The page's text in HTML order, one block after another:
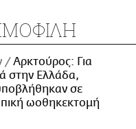
Αρκτούρος: Για
στην Ελλάδα,
σε
ωοθηκεκτομή